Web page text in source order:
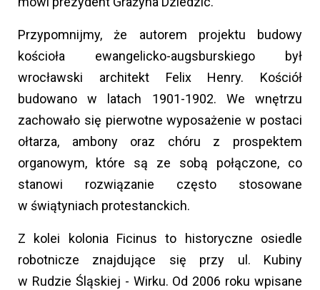
Przypomnijmy, że autorem projektu budowy
kościoła ewangelicko-augsburskiego był
wrocławski architekt Felix Henry. Kościół
budowano w latach 1901-1902. We wnętrzu
zachowało się pierwotne wyposażenie w postaci
ołtarza, ambony oraz chóru z prospektem
organowym, które są ze sobą połączone, co
stanowi rozwiązanie często stosowane
w świątyniach protestanckich.
Z kolei kolonia Ficinus to historyczne osiedle
robotnicze znajdujące się przy ul. Kubiny
w Rudzie Śląskiej - Wirku. Od 2006 roku wpisane